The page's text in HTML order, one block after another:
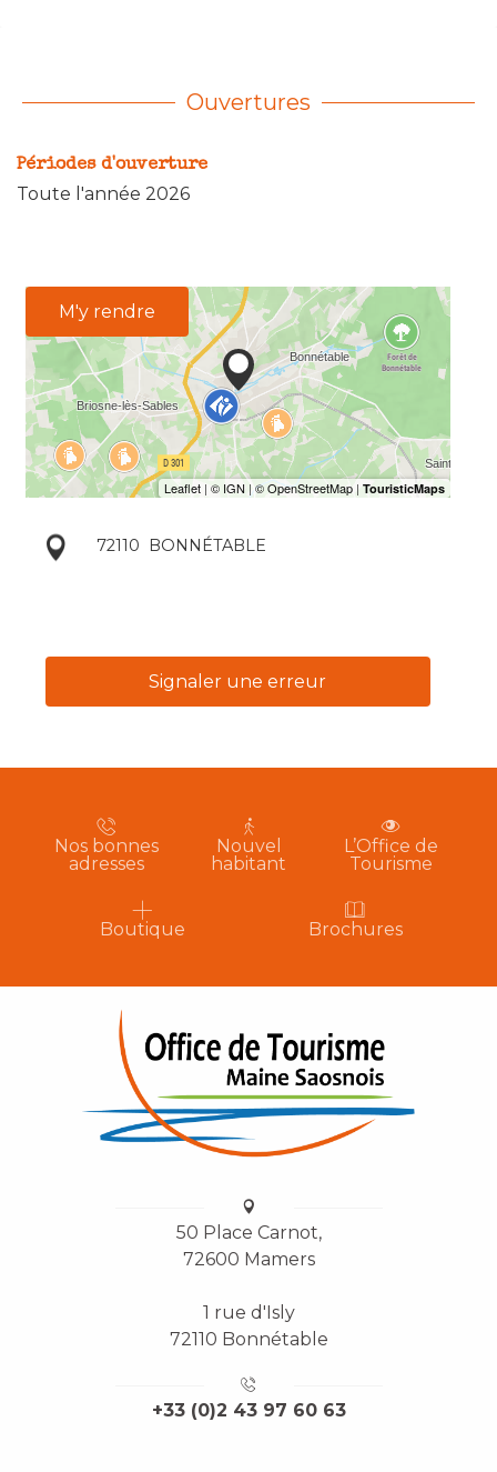
Ouvertures
Périodes d'ouverture
Toute l'année 2026
M'y rendre
72110 BONNÉTABLE
Signaler une erreur
Nos bonnes
adresses
Nouvel
habitant
L’Office de
Tourisme
Boutique Brochures
50 Place Carnot,
72600 Mamers
1 rue d'Isly
72110 Bonnétable
+33 (0)2 43 97 60 63